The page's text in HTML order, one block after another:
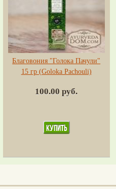
Благовония "Голока Пачули"
15 гр (Goloka Pachouli)
100.00 руб.